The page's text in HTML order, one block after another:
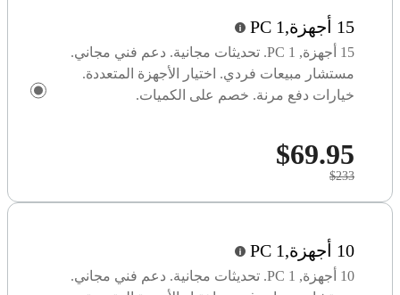
15 أجهزة,1 PC
15 أجهزة, 1 PC. تحديثات مجانية. دعم فني مجاني.
مستشار مبيعات فردي. اختيار الأجهزة المتعددة.
خيارات دفع مرنة. خصم على الكميات.
$69.95
$233
10 أجهزة,1 PC
10 أجهزة, 1 PC. تحديثات مجانية. دعم فني مجاني.